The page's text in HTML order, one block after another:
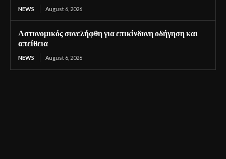
NEWS August 6, 2026
Αστυνομικός συνελήφθη για επικίνδυνη οδήγηση και
απείθεια
NEWS August 6, 2026